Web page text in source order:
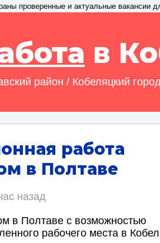
проверенные и актуальные вакансии
в
район / Кобеляцкий
работа
в Полтаве
назад
в Полтаве с возможностью
рабочего места в